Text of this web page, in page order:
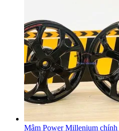
Mâm Power Millenium chính